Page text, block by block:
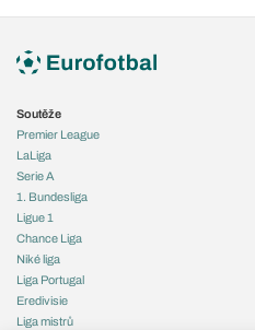
Soutěže
Premier League
LaLiga
Serie A
1. Bundesliga
Ligue 1
Chance Liga
Niké liga
Liga Portugal
Eredivisie
Liga mistrů